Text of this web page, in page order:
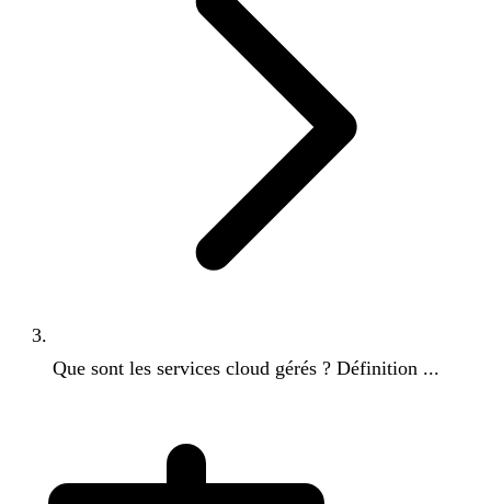
Que sont les services cloud gérés ? Définition ...